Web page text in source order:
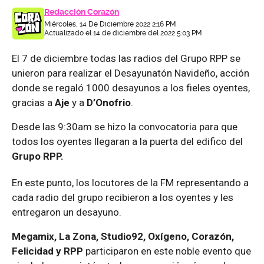
Redacción Corazón
Miércoles, 14 De Diciembre 2022 2:16 PM
Actualizado el 14 de diciembre del 2022 5:03 PM
El 7 de diciembre todas las radios del Grupo RPP se
unieron para realizar el Desayunatón Navideño, acción
donde se regaló 1000 desayunos a los fieles oyentes,
gracias a Aje y a D’Onofrio.
Desde las 9:30am se hizo la convocatoria para que
todos los oyentes llegaran a la puerta del edifico del
Grupo RPP.
En este punto, los locutores de la FM representando a
cada radio del grupo recibieron a los oyentes y les
entregaron un desayuno.
Megamix, La Zona, Studio92, Oxígeno, Corazón,
Felicidad y RPP participaron en este noble evento que